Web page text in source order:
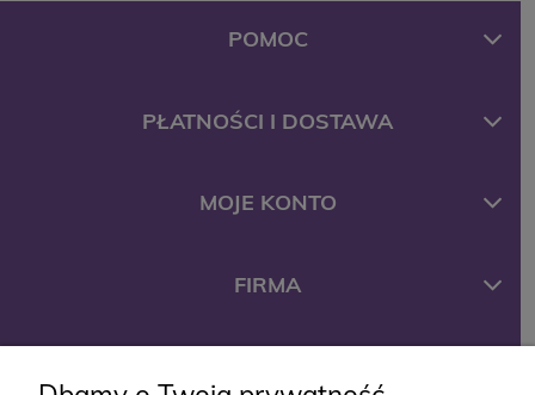
POMOC
PŁATNOŚCI I DOSTAWA
MOJE KONTO
FIRMA